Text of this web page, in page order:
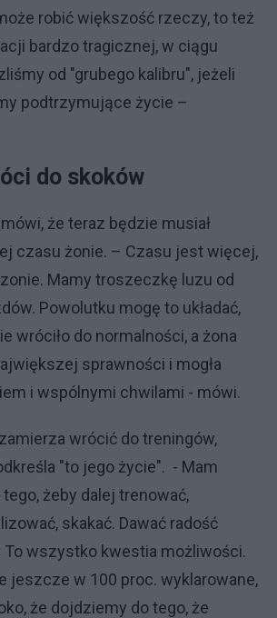
robić większość rzeczy, to też
bardzo tragicznej, w ciągu
od "grubego kalibru", jeżeli
podtrzymujące życie –
do skoków
że teraz będzie musiał
czasu żonie. – Czasu jest więcej,
Mamy troszeczkę luzu od
Powolutku mogę to układać,
wróciło do normalności, a żona
sprawności i mogła
i wspólnymi chwilami - mówi.
wrócić do treningów,
"to jego życie". - Mam
tego, żeby dalej trenować,
skakać. Dawać radość
To wszystko kwestia możliwości.
jeszcze w 100 proc. wyklarowane,
że dojdziemy do tego, że